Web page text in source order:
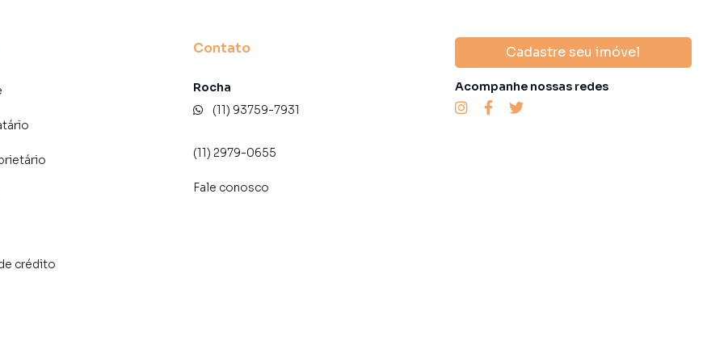
SP e 950m do metrô Shopping Santa Cruz. Preço e
aviso prévio.
sobre Empreendimento em São Paulo? Entre
crédito
Contato
Rocha
(11) 93759-7931
(11) 2979-0655
Fale conosco
Cadastre seu imóvel
Acompanhe nossas redes